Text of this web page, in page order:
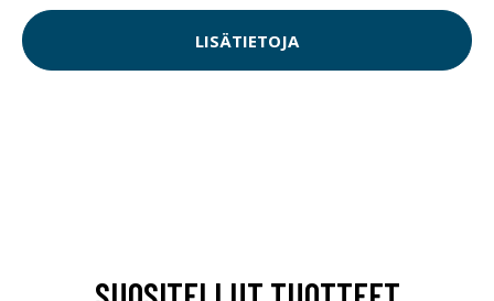
LISÄTIETOJA